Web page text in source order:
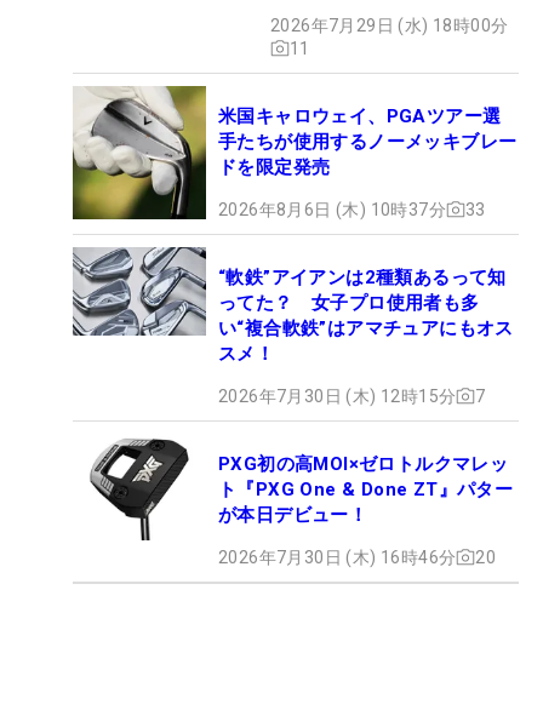
2026年7月29日 (水) 18時00分
11
米国キャロウェイ、PGAツアー選
手たちが使用するノーメッキブレー
ドを限定発売
2026年8月6日 (木) 10時37分 33
“軟鉄”アイアンは2種類あるって知
ってた？ 女子プロ使用者も多
い“複合軟鉄”はアマチュアにもオス
スメ！
2026年7月30日 (木) 12時15分 7
PXG初の高MOI×ゼロトルクマレッ
ト『PXG One & Done ZT』パター
が本日デビュー！
2026年7月30日 (木) 16時46分 20